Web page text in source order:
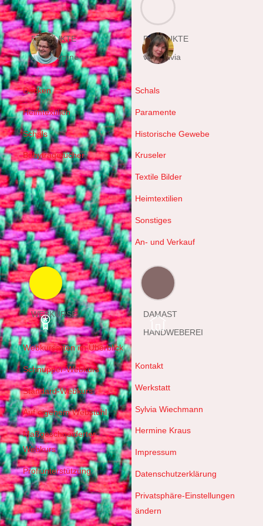
PRODUKTE
von Hermine
Decken
Heimtextilien
Schals
Babytragetücher
PRODUKTE
von Sylvia
Schals
Paramente
Historische Gewebe
Kruseler
Textile Bilder
Heimtextilien
Sonstiges
An- und Verkauf
WEBKURSE
Webkursarten im Überblick
Schnupper-Webkurs
Standard-Webkurs
Auf eigenem Webstuhl
Maßgeschneiderter
Webkurs
Profiunterstützung
DAMAST
HANDWEBEREI
Kontakt
Werkstatt
Sylvia Wiechmann
Hermine Kraus
Impressum
Datenschutzerklärung
Privatsphäre-Einstellungen
ändern